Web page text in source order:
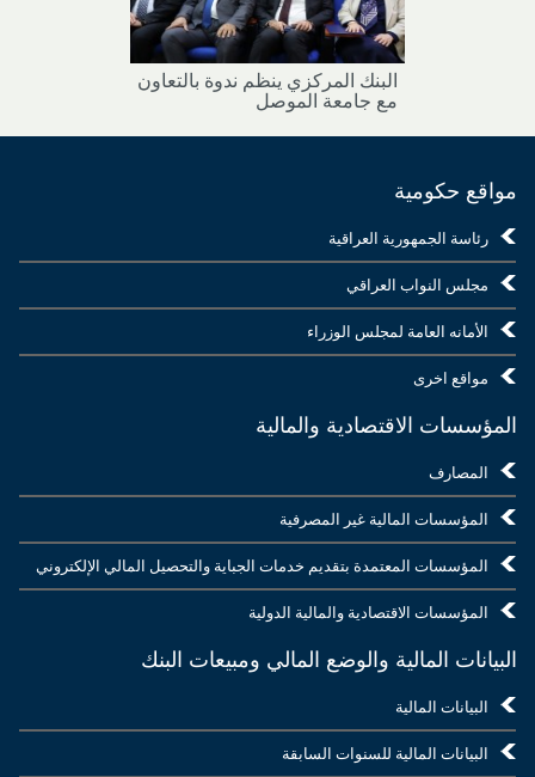
البنك المركزي ينظم ندوة بالتعاون
مع جامعة الموصل
مواقع حكومية
رئاسة الجمهورية العراقية
مجلس النواب العراقي
الأمانه العامة لمجلس الوزراء
مواقع اخرى
المؤسسات الاقتصادية والمالية
المصارف
المؤسسات المالية غير المصرفية
المؤسسات المعتمدة بتقديم خدمات الجباية والتحصيل المالي الإلكتروني
المؤسسات الاقتصادية والمالية الدولية
البيانات المالية والوضع المالي ومبيعات البنك
البيانات المالية
البيانات المالية للسنوات السابقة